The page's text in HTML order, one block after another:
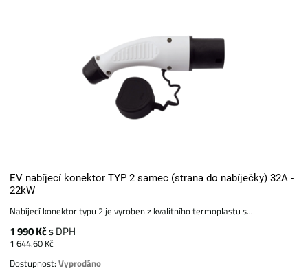
EV nabíjecí konektor TYP 2 samec (strana do nabíječky) 32A -
22kW
Nabíjecí konektor typu 2 je vyroben z kvalitního termoplastu s...
1 990 Kčs DPH
1 644.60 Kč
Dostupnost:Vyprodáno